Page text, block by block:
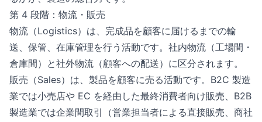
第 4 段階：物流・販売
物流（Logistics）は、完成品を顧客に届けるまでの輸
送、保管、在庫管理を行う活動です。社内物流（工場間・
倉庫間）と社外物流（顧客への配送）に区分されます。
販売（Sales）は、製品を顧客に売る活動です。B2C 製造
業では小売店や EC を経由した最終消費者向け販売、B2B
製造業では企業間取引（営業担当者による直接販売、商社